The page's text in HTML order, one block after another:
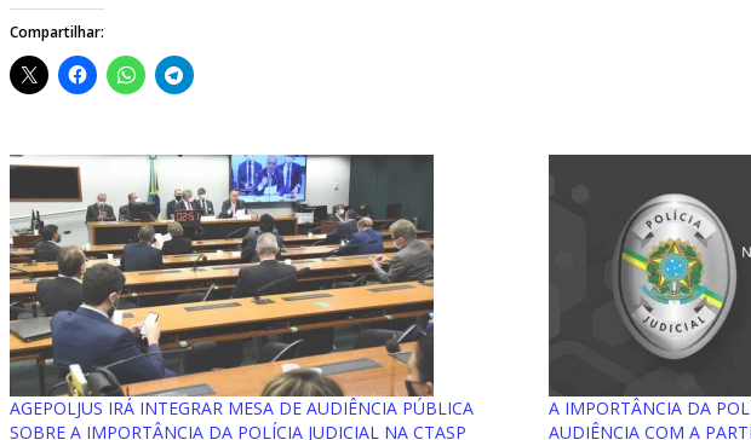
Compartilhar:
AGEPOLJUS IRÁ INTEGRAR MESA DE AUDIÊNCIA PÚBLICA
SOBRE A IMPORTÂNCIA DA POLÍCIA JUDICIAL NA CTASP
A IMPORTÂNCIA DA
AUDIÊNCIA COM A